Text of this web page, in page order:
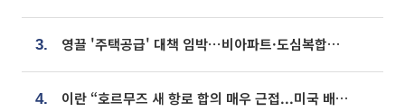
3. 영끌 '주택공급' 대책 임박⋯비아파트·도심복합까지 총동원
4. 이란 “호르무즈 새 항로 합의 매우 근접...미국 배상 먼저”